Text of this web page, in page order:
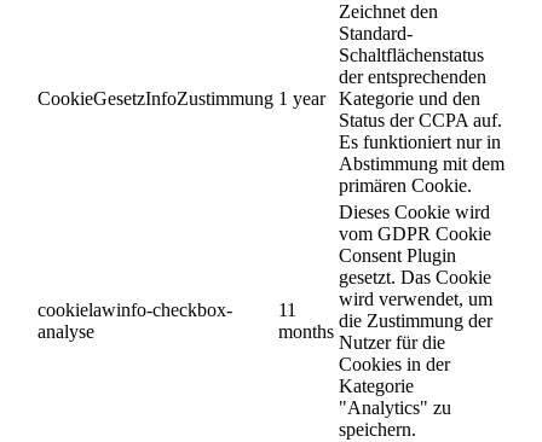
CookieGesetzInfoZustimmung 1 year
Zeichnet den
Standard-
Schaltflächenstatus
der entsprechenden
Kategorie und den
Status der CCPA auf.
Es funktioniert nur in
Abstimmung mit dem
primären Cookie.
cookielawinfo-checkbox-
analyse
11
months
Dieses Cookie wird
vom GDPR Cookie
Consent Plugin
gesetzt. Das Cookie
wird verwendet, um
die Zustimmung der
Nutzer für die
Cookies in der
Kategorie
"Analytics" zu
speichern.